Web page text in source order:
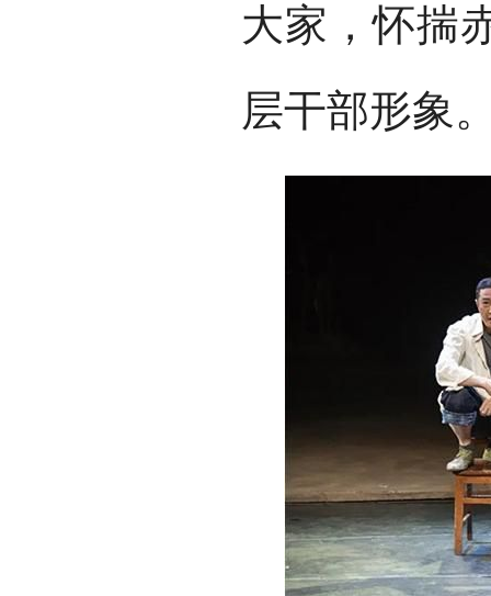
大家，怀揣
层干部形象